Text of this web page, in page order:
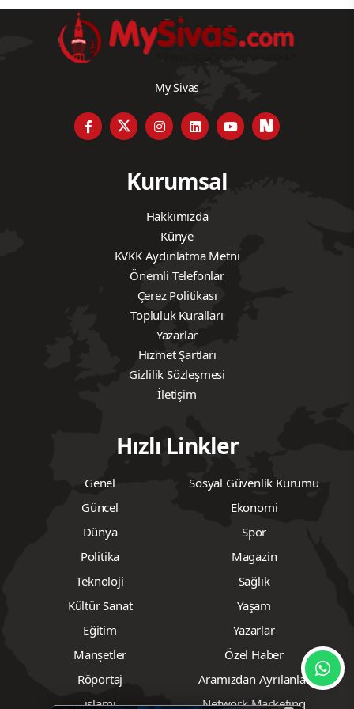
My Sivas
Kurumsal
Hakkımızda
Künye
KVKK Aydınlatma Metni
Önemli Telefonlar
Çerez Politikası
Topluluk Kuralları
Yazarlar
Hizmet Şartları
Gizlilik Sözleşmesi
İletişim
Hızlı Linkler
Genel
Sosyal Güvenlik Kurumu
Güncel
Ekonomi
Dünya
Spor
Politika
Magazin
Teknoloji
Sağlık
Kültür Sanat
Yaşam
Eğitim
Yazarlar
Manşetler
Özel Haber
Röportaj
Aramızdan Ayrılanlar
islami
Network Marketing